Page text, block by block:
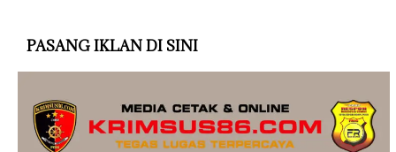
PASANG IKLAN DI SINI